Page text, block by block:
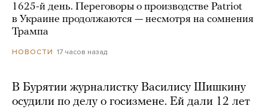
1625-й день. Переговоры о производстве Patriot
в Украине продолжаются — несмотря на сомнения
Трампа
НОВОСТИ 17 часов назад
В Бурятии журналистку Василису Шишкину
осудили по делу о госизмене. Ей дали 12 лет